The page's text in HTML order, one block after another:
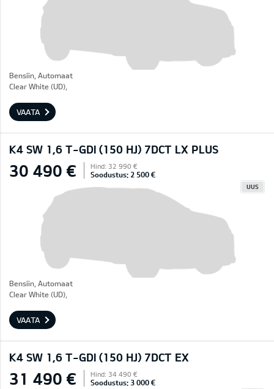
Bensiin, Automaat
Clear White (UD),
VAATA
K4 SW 1,6 T-GDI (150 HJ) 7DCT LX PLUS
30 490 € Hind: 32 990 €
Soodustus: 2 500 €
UUS
Bensiin, Automaat
Clear White (UD),
VAATA
K4 SW 1,6 T-GDI (150 HJ) 7DCT EX
31 490 € Hind: 34 490 €
Soodustus: 3 000 €